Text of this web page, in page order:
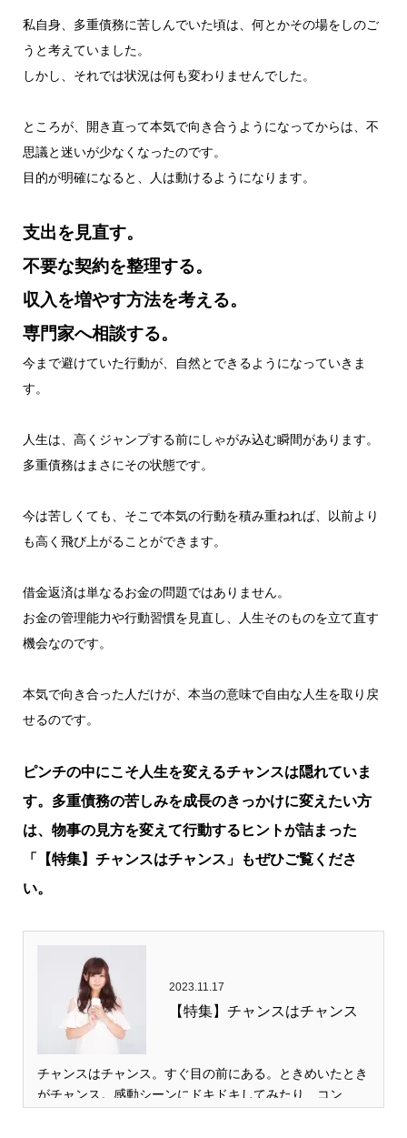
私自身、多重債務に苦しんでいた頃は、何とかその場をしのご
うと考えていました。
しかし、それでは状況は何も変わりませんでした。
ところが、開き直って本気で向き合うようになってからは、不
思議と迷いが少なくなったのです。
目的が明確になると、人は動けるようになります。
支出を見直す。
不要な契約を整理する。
収入を増やす方法を考える。
専門家へ相談する。
今まで避けていた行動が、自然とできるようになっていきま
す。
人生は、高くジャンプする前にしゃがみ込む瞬間があります。
多重債務はまさにその状態です。
今は苦しくても、そこで本気の行動を積み重ねれば、以前より
も高く飛び上がることができます。
借金返済は単なるお金の問題ではありません。
お金の管理能力や行動習慣を見直し、人生そのものを立て直す
機会なのです。
本気で向き合った人だけが、本当の意味で自由な人生を取り戻
せるのです。
ピンチの中にこそ人生を変えるチャンスは隠れていま
す。多重債務の苦しみを成長のきっかけに変えたい方
は、物事の見方を変えて行動するヒントが詰まった
「【特集】チャンスはチャンス」もぜひご覧くださ
い。
2023.11.17
【特集】チャンスはチャンス
チャンスはチャンス。すぐ目の前にある。ときめいたとき
がチャンス。感動シーンにドキドキしてみたり、コン…